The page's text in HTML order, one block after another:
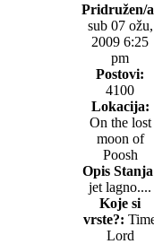
Pridružen/
sub 07 ožu,
2009 6:25
pm
Postovi:
4100
Lokacija:
On the lost
moon of
Poosh
Opis
jet lagno....
Koje si
vrste?:
Lord